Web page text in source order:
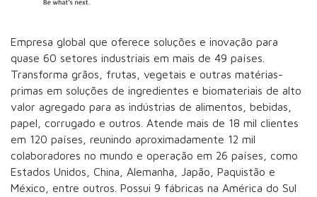
Empresa global que oferece soluções e inovação para
quase 60 setores industriais em mais de 49 países.
Transforma grãos, frutas, vegetais e outras matérias-
primas em soluções de ingredientes e biomateriais de alto
valor agregado para as indústrias de alimentos, bebidas,
papel, corrugado e outros. Atende mais de 18 mil clientes
em 120 países, reunindo aproximadamente 12 mil
colaboradores no mundo e operação em 26 países, como
Estados Unidos, China, Alemanha, Japão, Paquistão e
México, entre outros. Possui 9 fábricas na América do Sul